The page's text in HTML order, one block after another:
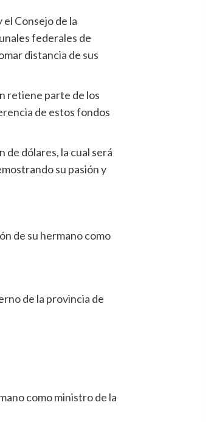
Consejo de la
federales de
distancia de sus
retiene parte de los
de estos fondos
de dólares, la cual será
su pasión y
de su hermano como
de la provincia de
como ministro de la